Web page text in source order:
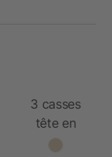
3 casses
tête en
métal